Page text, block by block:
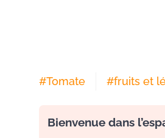
#Tomate #fruits et
Bienvenue dans